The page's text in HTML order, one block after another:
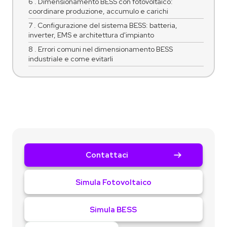
coordinare produzione, accumulo e carichi
7 . Configurazione del sistema BESS: batteria,
inverter, EMS e architettura d'impianto
8 . Errori comuni nel dimensionamento BESS
industriale e come evitarli
Contattaci
Simula Fotovoltaico
Simula BESS